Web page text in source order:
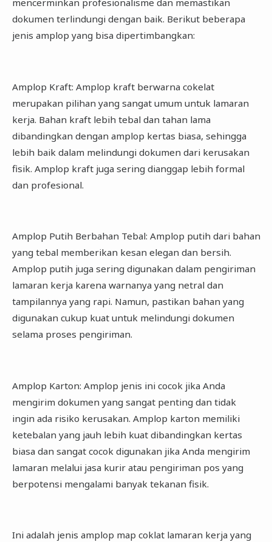
mencerminkan profesionalisme dan memastikan
dokumen terlindungi dengan baik. Berikut beberapa
jenis amplop yang bisa dipertimbangkan:
Amplop Kraft: Amplop kraft berwarna cokelat
merupakan pilihan yang sangat umum untuk lamaran
kerja. Bahan kraft lebih tebal dan tahan lama
dibandingkan dengan amplop kertas biasa, sehingga
lebih baik dalam melindungi dokumen dari kerusakan
fisik. Amplop kraft juga sering dianggap lebih formal
dan profesional.
Amplop Putih Berbahan Tebal: Amplop putih dari bahan
yang tebal memberikan kesan elegan dan bersih.
Amplop putih juga sering digunakan dalam pengiriman
lamaran kerja karena warnanya yang netral dan
tampilannya yang rapi. Namun, pastikan bahan yang
digunakan cukup kuat untuk melindungi dokumen
selama proses pengiriman.
Amplop Karton: Amplop jenis ini cocok jika Anda
mengirim dokumen yang sangat penting dan tidak
ingin ada risiko kerusakan. Amplop karton memiliki
ketebalan yang jauh lebih kuat dibandingkan kertas
biasa dan sangat cocok digunakan jika Anda mengirim
lamaran melalui jasa kurir atau pengiriman pos yang
berpotensi mengalami banyak tekanan fisik.
Ini adalah jenis amplop map coklat lamaran kerja yang